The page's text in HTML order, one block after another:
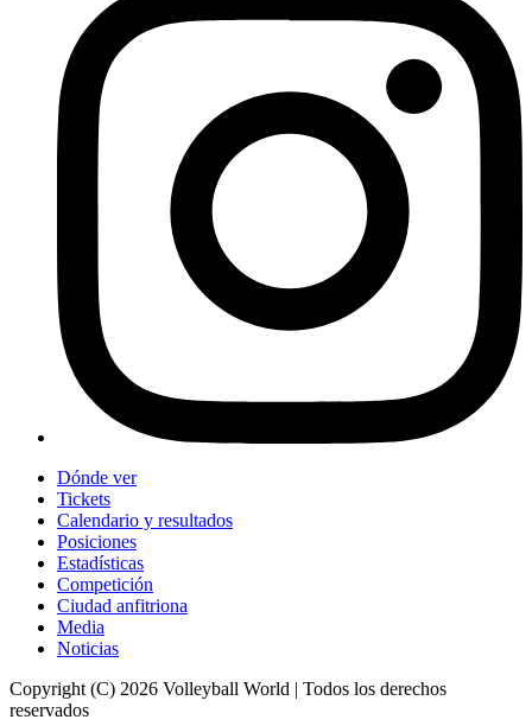
Dónde ver
Tickets
Calendario y resultados
Posiciones
Estadísticas
Competición
Ciudad anfitriona
Media
Noticias
Copyright (C) 2026 Volleyball World | Todos los derechos
reservados